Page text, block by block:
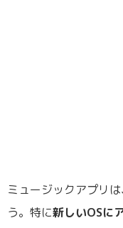
ミュージックアプリ
う。特に新しいOSに